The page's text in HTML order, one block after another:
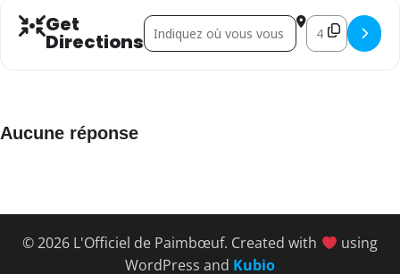
Get
Directions
Address - Christian Champin []Destination
Aucune réponse
© 2026 L'Officiel de Paimbœuf. Created with
using
WordPress and Kubio